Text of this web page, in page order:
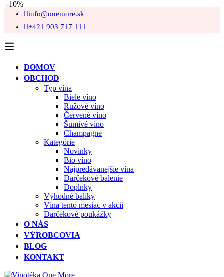
info@onemore.sk
+421 903 717 111
DOMOV
OBCHOD
Typ vína
Biele víno
Ružové víno
Červené víno
Šumivé víno
Champagne
Kategórie
Novinky
Bio víno
Najpredávanejšie vína
Darčekové balenie
Doplnky
Výhodné balíky
Vína tento mesiac v akcii
Darčekové poukážky
O NÁS
VÝROBCOVIA
BLOG
KONTAKT
-10%